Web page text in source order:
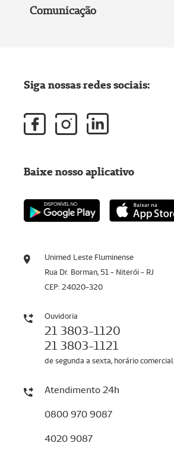
Comunicação
Unimed Leste Fluminense
Rua Dr. Borman, 51 - Niterói - RJ
CEP: 24020-320
Ouvidoria
21 3803-1120
21 3803-1121
de segunda a sexta, horário comercial
Atendimento 24h
0800 970 9087
4020 9087
Siga nossas redes sociais:
Baixe nosso aplicativo